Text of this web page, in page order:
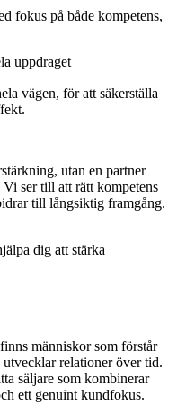
fokus på både kompetens,
uppdraget
vägen, för att säkerställa
utan en partner
ser till att rätt kompetens
till långsiktig framgång.
dig att stärka
människor som förstår
relationer över tid.
säljare som kombinerar
ett genuint kundfokus.